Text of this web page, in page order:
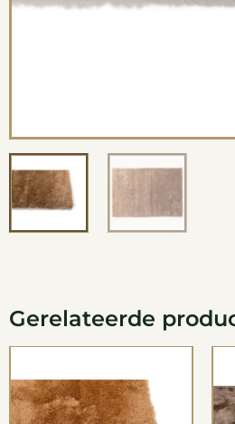
Gerelateerde